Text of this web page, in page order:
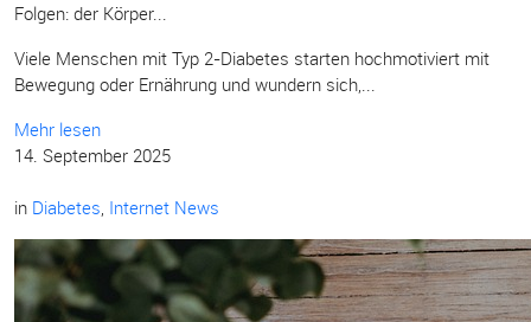
Folgen: der Körper...
Viele Menschen mit Typ 2-Diabetes starten hochmotiviert mit
Bewegung oder Ernährung und wundern sich,...
Mehr lesen
14. September 2025
in Diabetes, Internet News